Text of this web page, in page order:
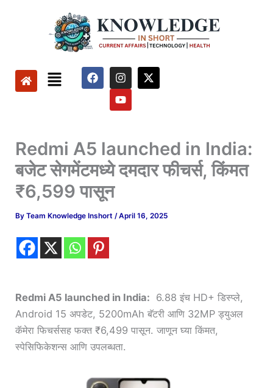
Menu
F
a
k
I
n
s
t
a
m
X
-
e
r
Y
o
u
t
Redmi A5 launched in India:
बजेट सेगमेंटमध्ये दमदार फीचर्स, किंमत
₹6,599 पासून
ByTeam Knowledge Inshort /April 16, 2025
Redmi A5 launched in India: 6.88 इंच HD+ डिस्प्ले,
Android 15 अपडेट, 5200mAh बॅटरी आणि 32MP ड्युअल
कॅमेरा फिचर्ससह फक्त ₹6,499 पासून. जाणून घ्या किंमत,
स्पेसिफिकेशन्स आणि उपलब्धता.